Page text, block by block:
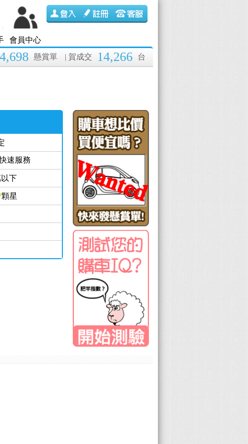
會員中心
| 賀成交 14,266 台
懸賞單
速服務
下
顆星